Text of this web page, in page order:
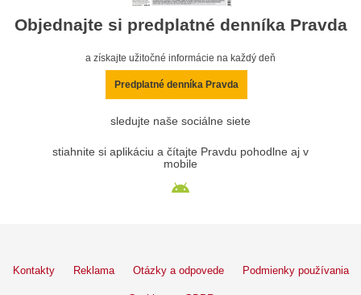
Objednajte si predplatné denníka Pravda
a získajte užitočné informácie na každý deň
Predplatné denníka Pravda
sledujte naše sociálne siete
stiahnite si aplikáciu a čítajte Pravdu pohodlne aj v
mobile
Kontakty Reklama Otázky a odpovede Podmienky používania